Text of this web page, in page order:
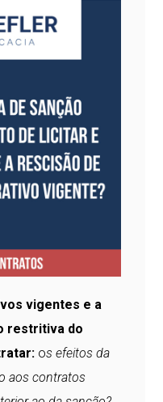
vigentes e a
restritiva do
os efeitos da
aos contratos